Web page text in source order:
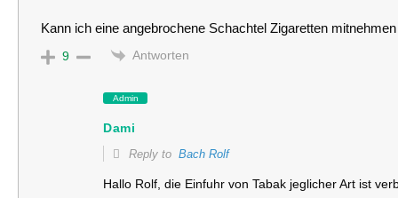
Kann ich eine angebrochene Schachtel Zigaretten
9 Antworten
Admin
Dami
Reply to Bach Rolf
Hallo Rolf, die Einfuhr von Tabak jeglicher Art ist